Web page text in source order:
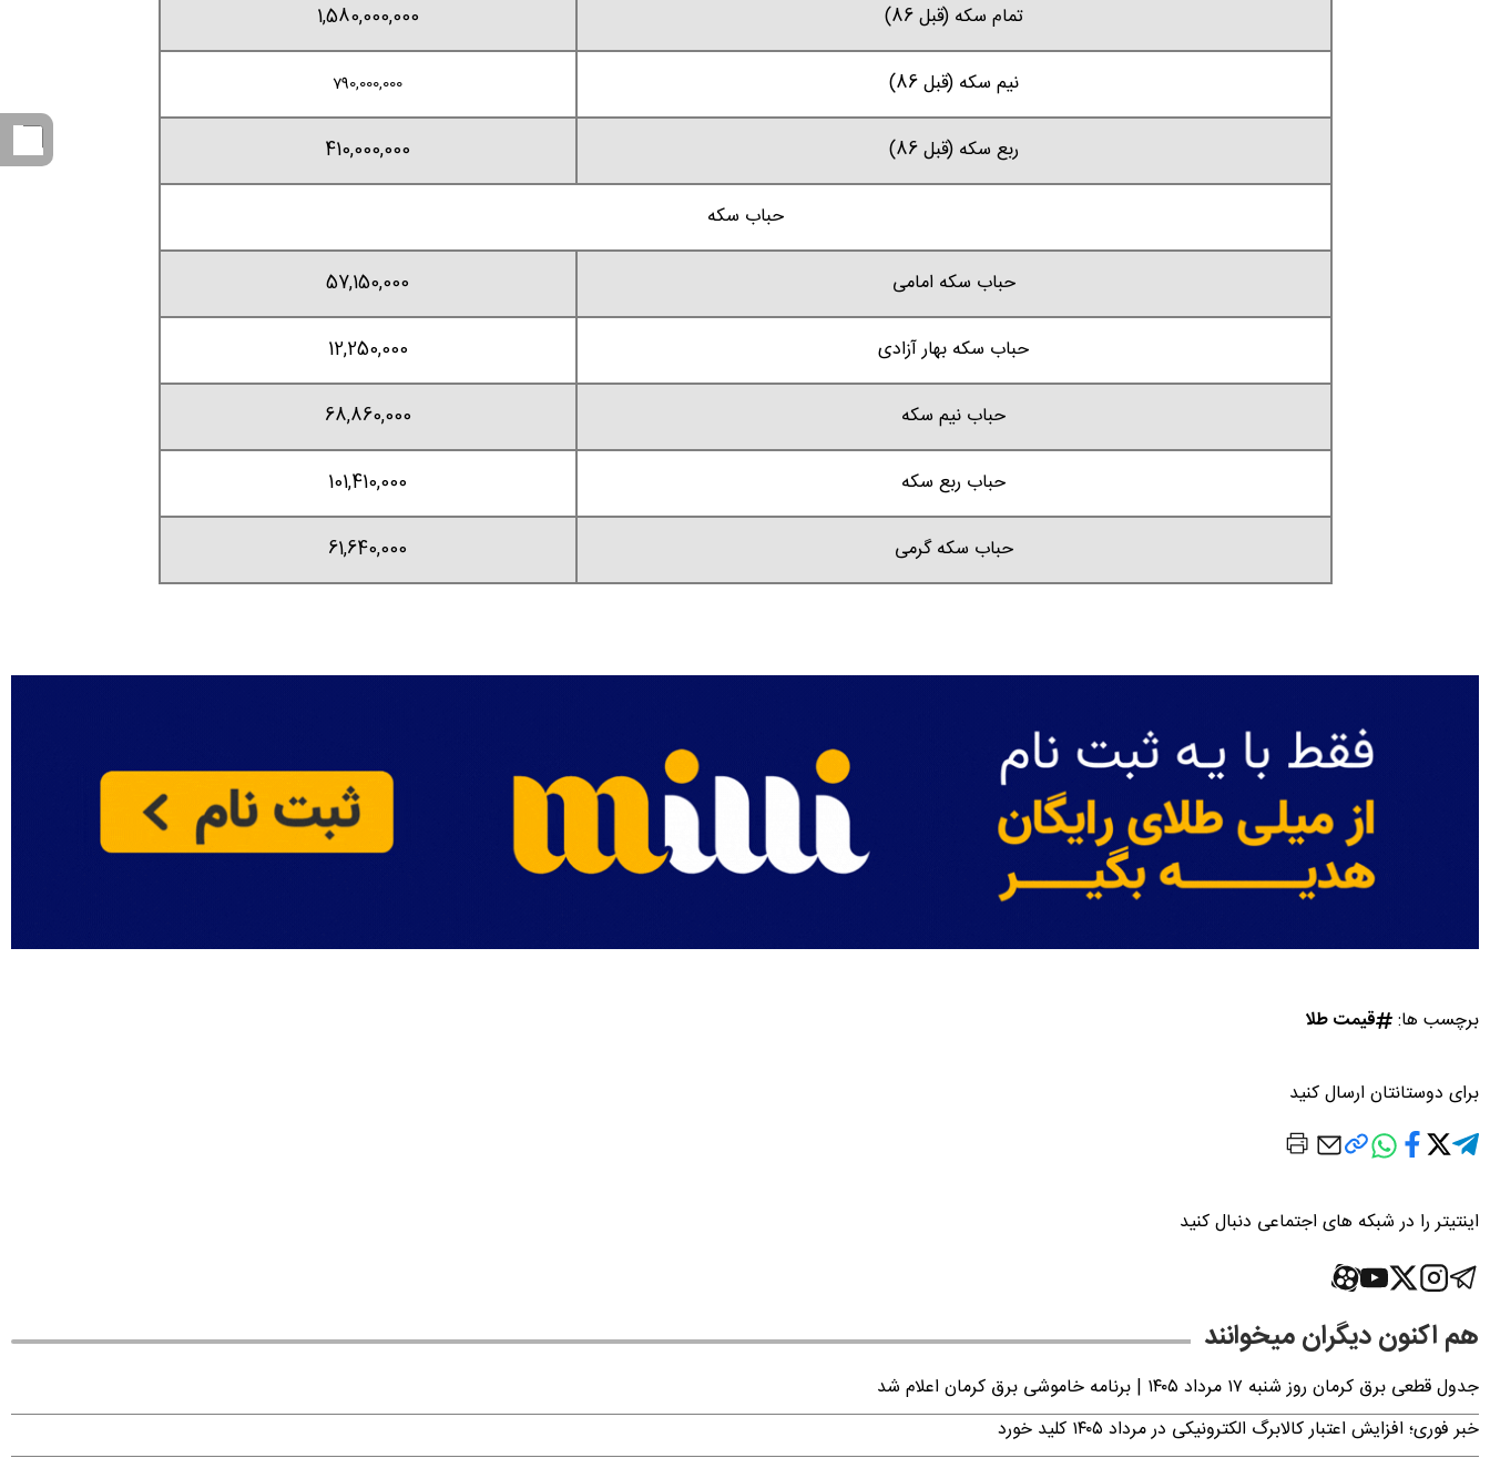
تمام سکه (قبل 86) 1,580,000,000
نیم سکه (قبل 86) 790,000,000
ربع سکه (قبل 86) 410,000,000
حباب سکه
حباب سکه امامی 57,150,000
حباب سکه بهار آزادی 12,250,000
حباب نیم سکه 68,860,000
حباب ربع سکه 101,410,000
حباب سکه گرمی 61,640,000
برچسب ها: قیمت طلا
برای دوستانتان ارسال کنید
اینتیتر را در شبکه های اجتماعی دنبال کنید
هم اکنون دیگران میخوانند
جدول قطعی برق کرمان روز شنبه ۱۷ مرداد ۱۴۰۵ | برنامه خاموشی برق کرمان اعلام شد
خبر فوری؛ افزایش اعتبار کالابرگ الکترونیکی در مرداد ۱۴۰۵ کلید خورد